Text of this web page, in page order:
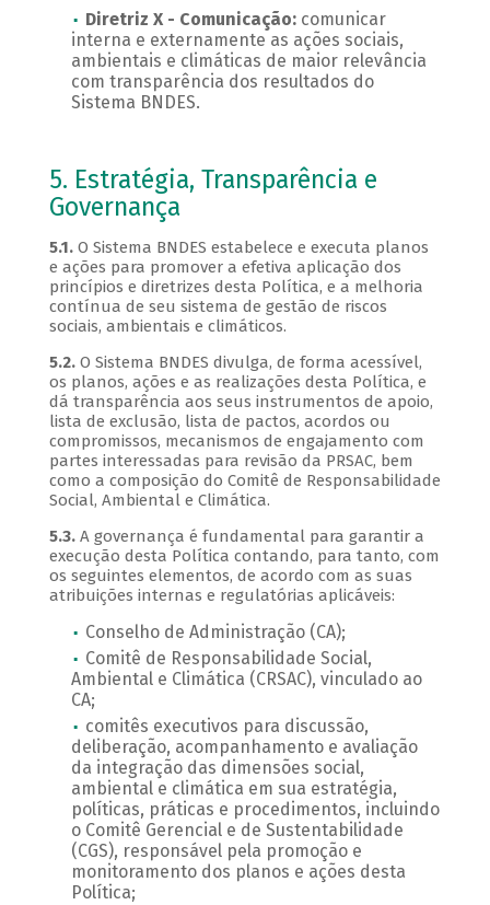
Diretriz X - Comunicação: comunicar
interna e externamente as ações sociais,
ambientais e climáticas de maior relevância
com transparência dos resultados do
Sistema BNDES.
5. Estratégia, Transparência e
Governança
5.1.O Sistema BNDES estabelece e executa planos
e ações para promover a efetiva aplicação dos
princípios e diretrizes desta Política, e a melhoria
contínua de seu sistema de gestão de riscos
sociais, ambientais e climáticos.
5.2. O Sistema BNDES divulga, de forma acessível,
os planos, ações e as realizações desta Política, e
dá transparência aos seus instrumentos de apoio,
lista de exclusão, lista de pactos, acordos ou
compromissos, mecanismos de engajamento com
partes interessadas para revisão da PRSAC, bem
como a composição do Comitê de Responsabilidade
Social, Ambiental e Climática.
5.3. A governança é fundamental para garantir a
execução desta Política contando, para tanto, com
os seguintes elementos, de acordo com as suas
atribuições internas e regulatórias aplicáveis:
Conselho de Administração (CA);
Comitê de Responsabilidade Social,
Ambiental e Climática (CRSAC), vinculado ao
CA;
comitês executivos para discussão,
deliberação, acompanhamento e avaliação
da integração das dimensões social,
ambiental e climática em sua estratégia,
políticas, práticas e procedimentos, incluindo
o Comitê Gerencial e de Sustentabilidade
(CGS), responsável pela promoção e
monitoramento dos planos e ações desta
Política;